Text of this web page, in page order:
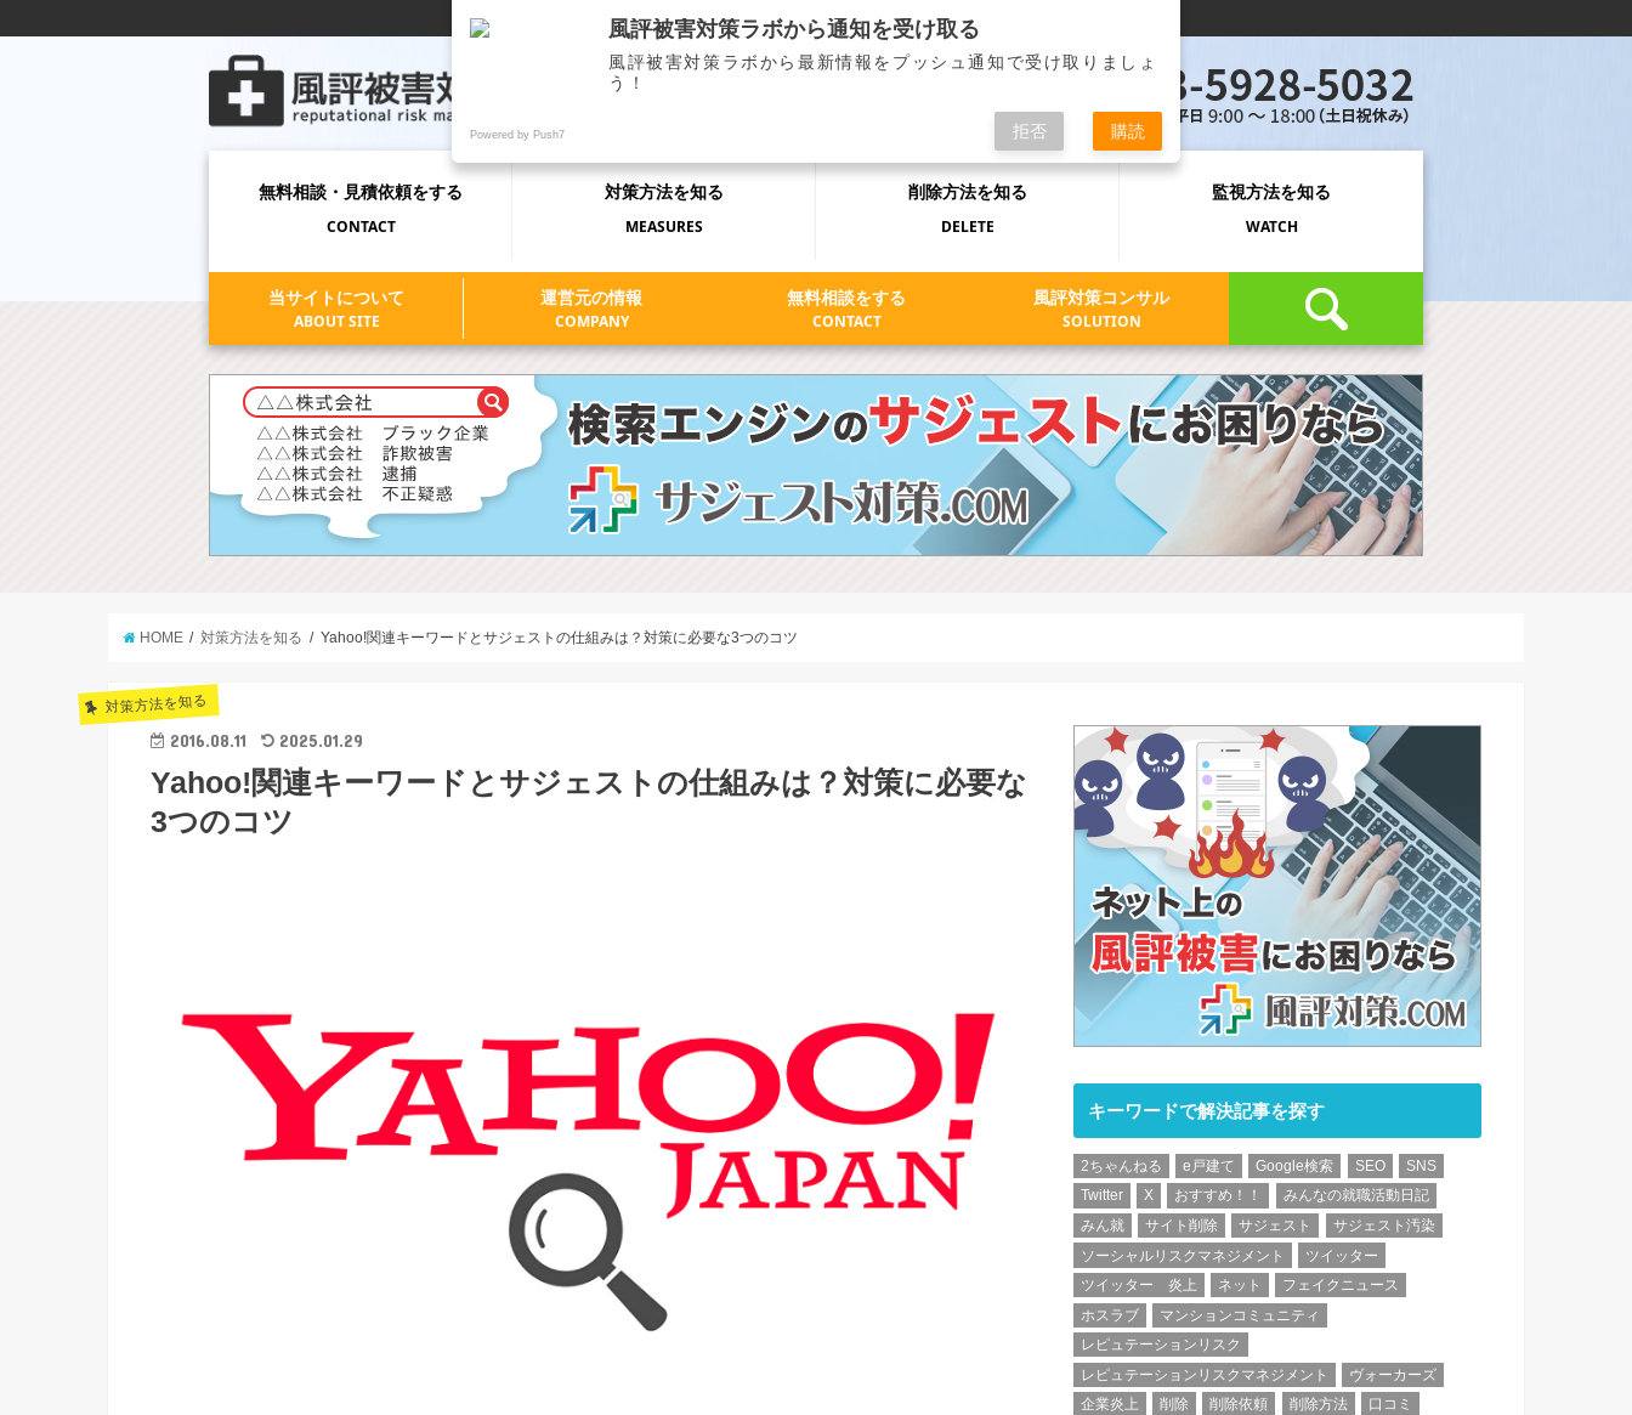
インターネットの風評被害対策・誹謗中傷の全てを解決するメディア
無料相談 ・見積依頼をする
CONTACT
対策方法を知る
MEASURES
削除方法を知る
DELETE
監視方法を知る
WATCH
当サイトについて
ABOUT SITE
運営元の情報
COMPANY
無料相談をする
CONTACT
風評対策コンサル
SOLUTION
HOME 対策方法を知る Yahoo!関連キーワードとサジェストの仕組みは？対策に必要な3つのコツ
対策方法を知る
2016.08.11 2025.01.29
Yahoo!関連キーワードとサジェストの仕組みは？対策に必要な
3つのコツ
キーワードで解決記事を探す
2ちゃんねる e戸建て Google検索 SEO
SNS
Twitter
X おすすめ！！
みんなの就職活動日記
みん就
サイト削除 サジェスト
サジェスト汚染
ソーシャルリスクマネジメント
ツイッター
ツイッター 炎上
ネット
フェイクニュース
ホスラブ
マンションコミュニティ
レピュテーションリスク
レピュテーションリスクマネジメント
ヴォーカーズ
企業炎上
削除 削除依頼 削除方法
口コミ
風評被害対策ラボから通知を受け取る
風評被害対策ラボから最新情報をプッシュ通知で受け取りましょ
う！
Powered by Push7 拒否 購読